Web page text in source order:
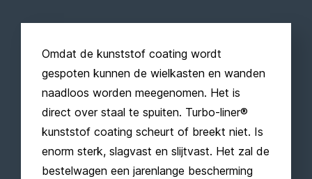
Omdat de kunststof coating wordt
gespoten kunnen de wielkasten en wanden
naadloos worden meegenomen. Het is
direct over staal te spuiten. Turbo-liner®
kunststof coating scheurt of breekt niet. Is
enorm sterk, slagvast en slijtvast. Het zal de
bestelwagen een jarenlange bescherming